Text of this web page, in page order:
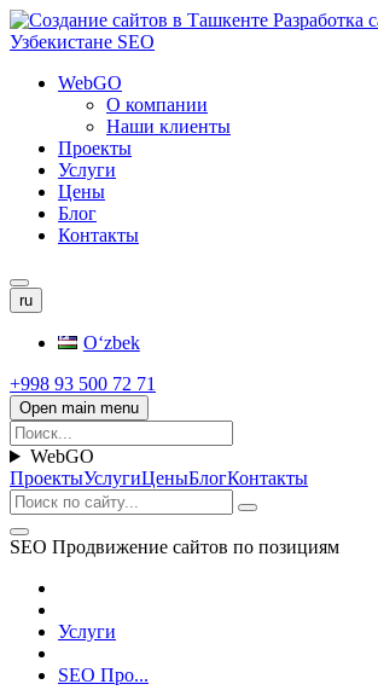
WebGO
О компании
Наши клиенты
Проекты
Услуги
Цены
Блог
Контакты
ru
Oʻzbek
+998 93 500 72 71
Open main menu
WebGO
ПроектыУслугиЦеныБлогКонтакты
SEO Продвижение сайтов по позициям
Услуги
SEO Про...